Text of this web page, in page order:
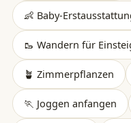
👶 Baby-
🥾 Wandern für
🪴 Zimmerpflanzen
🏃 Joggen anfangen